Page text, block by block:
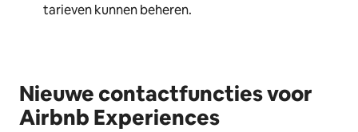
tarieven kunnen beheren.
Nieuwe contactfuncties voor
Airbnb Experiences